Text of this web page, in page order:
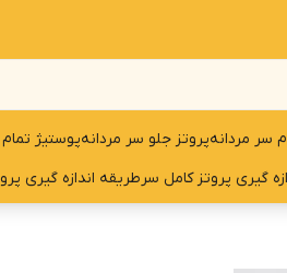
سر مردانهپروتز جلو سر مردانهپوستیژ
گیری پروتز کامل سرطریقه اندازه گیری